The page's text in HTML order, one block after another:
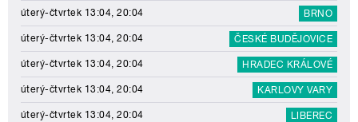
úterý-čtvrtek 13:04, 20:04 BRNO
úterý-čtvrtek 13:04, 20:04 ČESKÉ BUDĚJOVICE
úterý-čtvrtek 13:04, 20:04 HRADEC KRÁLOVÉ
úterý-čtvrtek 13:04, 20:04 KARLOVY VARY
úterý-čtvrtek 13:04, 20:04 LIBEREC